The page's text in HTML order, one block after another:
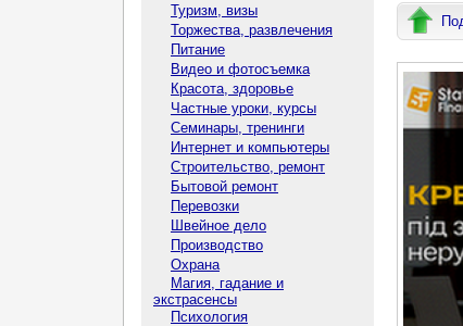
Туризм, визы
Торжества, развлечения
Питание
Видео и фотосъемка
Красота, здоровье
Частные уроки, курсы
Семинары, тренинги
Интернет и компьютеры
Строительство, ремонт
Бытовой ремонт
Перевозки
Швейное дело
Производство
Охрана
Магия, гадание и
экстрасенсы
Психология